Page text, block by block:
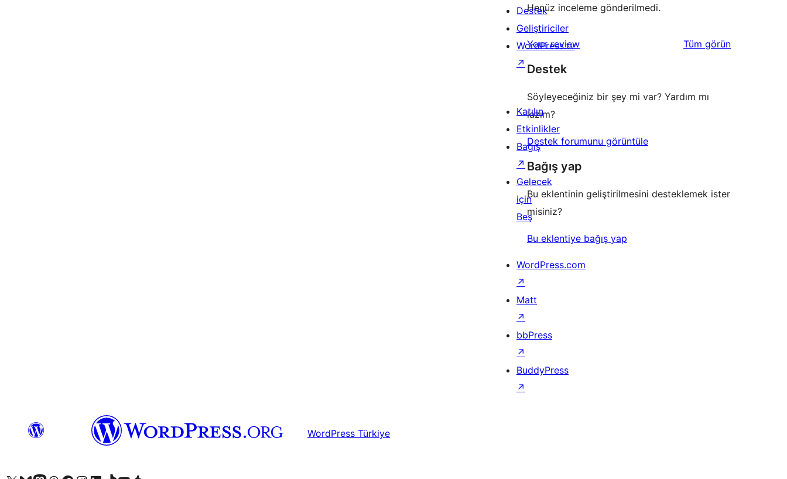
Henüz inceleme gönderilmedi.
Your review Tüm değerlendirmeleri
görün
Destek
Söyleyeceğiniz bir şey mi var? Yardım mı
lazım?
Destek forumunu görüntüle
Bağış yap
Bu eklentinin geliştirilmesini desteklemek ister
misiniz?
Bu eklentiye bağış yap
Destek
Geliştiriciler
WordPress.tv
↗
Katılın
Etkinlikler
Bağış
↗
Gelecek
için
Beş
WordPress.com
↗
Matt
↗
bbPress
↗
BuddyPress
↗
WordPress Türkiye